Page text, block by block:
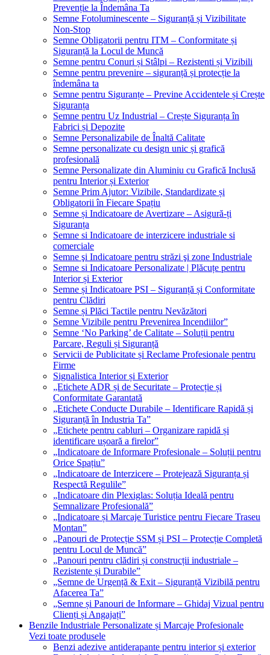
Prevenție la Îndemâna Ta
Semne Fotoluminescente – Siguranță și Vizibilitate
Non-Stop
Semne Obligatorii pentru ITM – Conformitate și
Siguranță la Locul de Muncă
Semne pentru Conuri și Stâlpi – Rezistenti și Vizibili
Semne pentru prevenire – siguranță și protecție la
îndemâna ta
Semne pentru Siguranțe – Previne Accidentele și Crește
Siguranța
Semne pentru Uz Industrial – Crește Siguranța în
Fabrici și Depozite
Semne Personalizabile de Înaltă Calitate
Semne personalizate cu design unic și grafică
profesională
Semne Personalizate din Aluminiu cu Grafică Inclusă
pentru Interior și Exterior
Semne Prim Ajutor: Vizibile, Standardizate și
Obligatorii în Fiecare Spațiu
Semne și Indicatoare de Avertizare – Asigură-ți
Siguranța
Semne si Indicatoare de interzicere industriale si
comerciale
Semne şi Indicatoare pentru străzi şi zone Industriale
Semne si Indicatoare Personalizate | Plăcuțe pentru
Interior și Exterior
Semne și Indicatoare PSI – Siguranță și Conformitate
pentru Clădiri
Semne și Plăci Tactile pentru Nevăzători
Semne Vizibile pentru Prevenirea Incendiilor”
Semne ‘No Parking’ de Calitate – Soluții pentru
Parcare, Reguli și Siguranță
Servicii de Publicitate și Reclame Profesionale pentru
Firme
Signalistica Interior și Exterior
„Etichete ADR și de Securitate – Protecție și
Conformitate Garantată
„Etichete Conducte Durabile – Identificare Rapidă și
Siguranță în Industria Ta”
„Etichete pentru cabluri – Organizare rapidă și
identificare ușoară a firelor”
„Indicatoare de Informare Profesionale – Soluții pentru
Orice Spațiu”
„Indicatoare de Interzicere – Protejează Siguranța și
Respectă Regulile”
„Indicatoare din Plexiglas: Soluția Ideală pentru
Semnalizare Profesională”
„Indicatoare și Marcaje Turistice pentru Fiecare Traseu
Montan”
„Panouri de Protecție SSM și PSI – Protecție Completă
pentru Locul de Muncă”
„Panouri pentru clădiri și construcții industriale –
Rezistente și Durabile”
„Semne de Urgență & Exit – Siguranță Vizibilă pentru
Afacerea Ta”
„Semne și Panouri de Informare – Ghidaj Vizual pentru
Clienți și Angajați”
Benzile Industriale Personalizate și Marcaje Profesionale
Vezi toate produsele
Benzi adezive antiderapante pentru interior și exterior